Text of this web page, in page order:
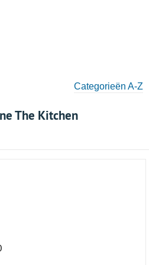
Categorieën A-Z
The Kitchen